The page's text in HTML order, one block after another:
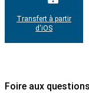
Transfert à partir
d'iOS
Foire aux